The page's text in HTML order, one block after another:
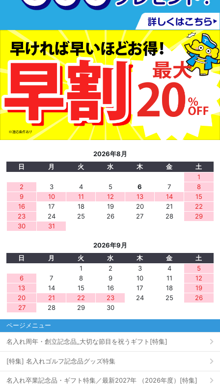
2026年8月
日
月 火 水 木 金
土
1
2
3 4 5 6 7
8
9
10 11 12 13 14
15
16
17 18 19 20 21
22
23
24 25 26 27 28
29
30
31
2026年9月
日
月 火 水 木 金
土
1
2 3 4
5
6
7 8 9 10 11
12
13
14 15 16 17 18
19
20
21 22 23 24 25
26
27
28 29 30
ページメニュー
名入れ周年・創立記念品_大切な節目を祝うギフト[特集]
[特集] 名入れゴルフ記念品グッズ特集
名入れ卒業記念品・ギフト特集／最新2027年 （2026年度）[特集]